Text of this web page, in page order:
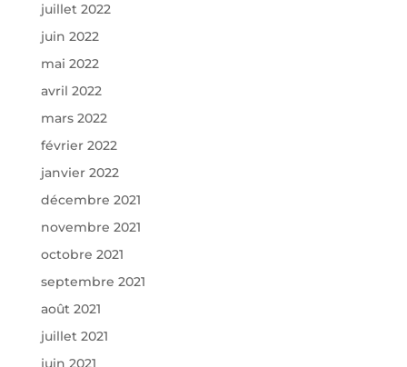
juillet 2022
juin 2022
mai 2022
avril 2022
mars 2022
février 2022
janvier 2022
décembre 2021
novembre 2021
octobre 2021
septembre 2021
août 2021
juillet 2021
juin 2021